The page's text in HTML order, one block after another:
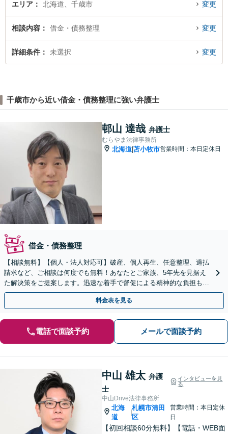
エリア 北海道、千歳市 変更
相談内容 借金・債務整理 変更
詳細条件 未選択 変更
千歳市から近い借金・債務整理に強い弁護士
邨山 達哉 弁護士
むらやま法律事務所
北海道 苫小牧市営業時間：本日定休日
借金・債務整理
【相談無料】【個人・法人対応可】破産、個人再生、任意整理、過払
請求など、ご相談は何度でも無料！あなたとご家族、5年先を見据え
た解決策をご提案します。迅速な着手で督促による精神的な負担も軽
減【弁護士歴19年以上】【完全個室で対応】
料金表を見る
電話で面談予約 メールで面談予約
中山 雄太 弁護
士
インタビューを見
る
中山Drive法律事務所
北海
道
|
札幌市清田
区
営業時間：本日定休
日
【初回相談60分無料】【電話・WEB面